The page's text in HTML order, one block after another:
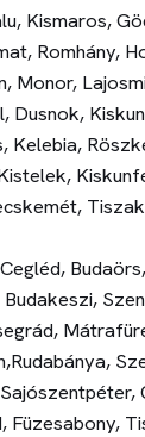
Kismaros,
Romhány,
Monor,
Dusnok,
Kelebia,
Budakeszi,
Füzesabony,